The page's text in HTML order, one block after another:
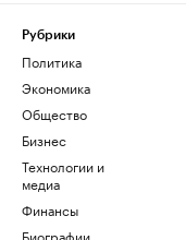
Рубрики
Политика
Экономика
Общество
Бизнес
Технологии и
медиа
Финансы
Биографии